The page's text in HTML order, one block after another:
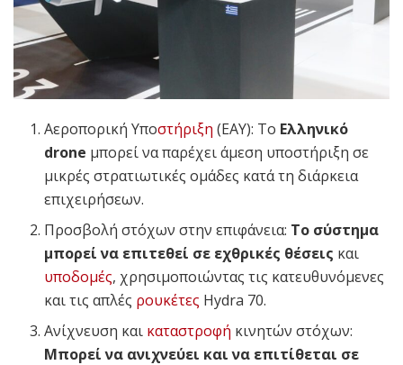
Αεροπορική Υποστήριξη (ΕΑΥ): Το Ελληνικό
drone μπορεί να παρέχει άμεση υποστήριξη σε
μικρές στρατιωτικές ομάδες κατά τη διάρκεια
επιχειρήσεων.
Προσβολή στόχων στην επιφάνεια: Το σύστημα
μπορεί να επιτεθεί σε εχθρικές θέσεις και
υποδομές, χρησιμοποιώντας τις κατευθυνόμενες
και τις απλές ρουκέτες Hydra 70.
Ανίχνευση και καταστροφή κινητών στόχων:
Mπορεί να ανιχνεύει και να επιτίθεται σε